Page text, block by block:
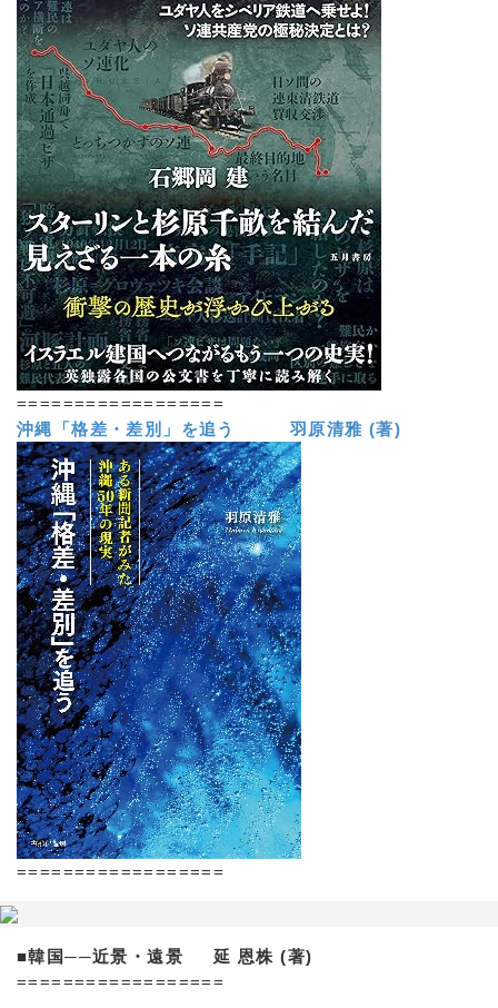
==================
沖縄「格差・差別」を追う 羽原清雅 (著)
==================
■韓国──近景・遠景 延 恩株 (著)
==================